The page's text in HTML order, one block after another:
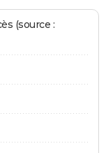
(source :